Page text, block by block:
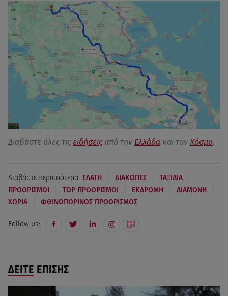
Διαβάστε όλες τις ειδήσεις από την Ελλάδα και τον Κόσμο.
Διαβάστε περισσότερα: ΕΛΑΤΗ ΔΙΑΚΟΠΕΣ ΤΑΞΙΔΙΑ
ΠΡΟΟΡΙΣΜΟΙ TOP ΠΡΟΟΡΙΣΜΟΙ ΕΚΔΡΟΜΗ ΔΙΑΜΟΝΗ
ΧΩΡΙΑ ΦΘΙΝΟΠΩΡΙΝΟΣ ΠΡΟΟΡΙΣΜΟΣ
Follow us:
ΔΕΙΤΕ ΕΠΙΣΗΣ